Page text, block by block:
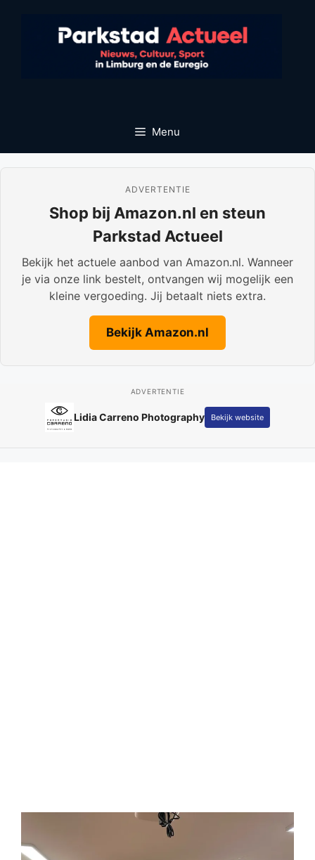
Menu
ADVERTENTIE
Shop bij Amazon.nl en steun
Parkstad Actueel
Bekijk het actuele aanbod van Amazon.nl. Wanneer
je via onze link bestelt, ontvangen wij mogelijk een
kleine vergoeding. Jij betaalt niets extra.
Bekijk Amazon.nl
ADVERTENTIE
Adverteren op Parkstad
Actueel
Bekijk website